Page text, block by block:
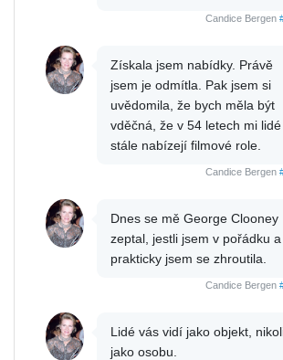
Candice Bergen
Získala jsem nabídky. Právě
jsem je odmítla. Pak jsem si
uvědomila, že bych měla být
vděčná, že v 54 letech mi lidé
stále nabízejí filmové role.
Candice Bergen
Dnes se mě George Clooney
zeptal, jestli jsem v pořádku a
prakticky jsem se zhroutila.
Candice Bergen
Lidé vás vidí jako objekt,
jako osobu.